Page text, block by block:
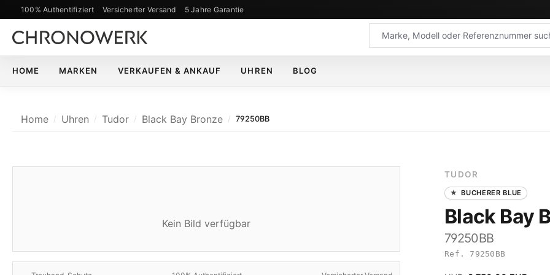
Hauptinhalt springen
Zur Suche springen
Zur Hauptnavigation springen
100% Authentifiziert Versicherter Versand 5 Jahre Garantie
HOME MARKEN VERKAUFEN & ANKAUF UHREN BLOG
Home Uhren Tudor Black Bay Bronze 79250BB
Kein Bild verfügbar
TUDOR
BUCHERER BLUE
Black Bay
79250BB
Ref. 79250BB